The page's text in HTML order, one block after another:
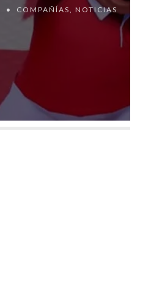
COMPAÑÍAS NOTICIAS